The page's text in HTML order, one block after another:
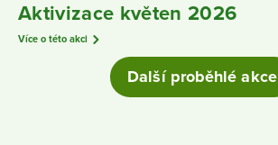
Aktivizace květen 2026
Více o této akci
Další proběhlé akce